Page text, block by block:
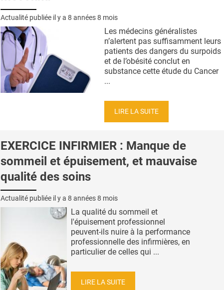
Actualité publiée il y a 8 années 8 mois
Les médecins généralistes
n’alertent pas suffisamment leurs
patients des dangers du surpoids
et de l’obésité conclut en
substance cette étude du Cancer
...
LIRE LA SUITE
EXERCICE INFIRMIER : Manque de
sommeil et épuisement, et mauvaise
qualité des soins
Actualité publiée il y a 8 années 8 mois
La qualité du sommeil et
l'épuisement professionnel
peuvent-ils nuire à la performance
professionnelle des infirmières, en
particulier de celles qui ...
LIRE LA SUITE